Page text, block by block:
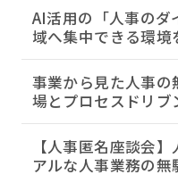
AI活用の「人事のダ
域へ集中できる環境
事業から見た人事の
場とプロセスドリブ
【人事匿名座談会
アルな人事業務の無